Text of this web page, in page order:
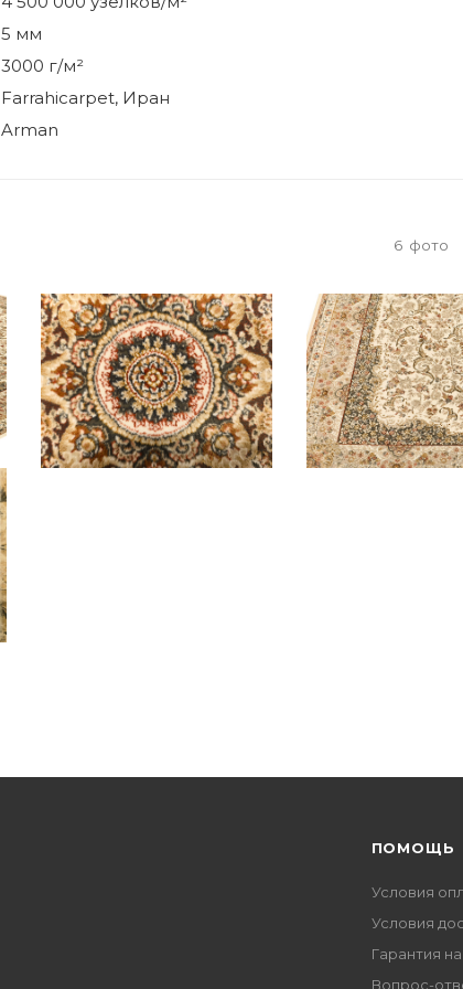
5 мм
3000 г/м²
Farrahicarpet, Иран
Arman
6 фото
ПОМОЩЬ
Условия
Условия
Гарантия
Вопрос-